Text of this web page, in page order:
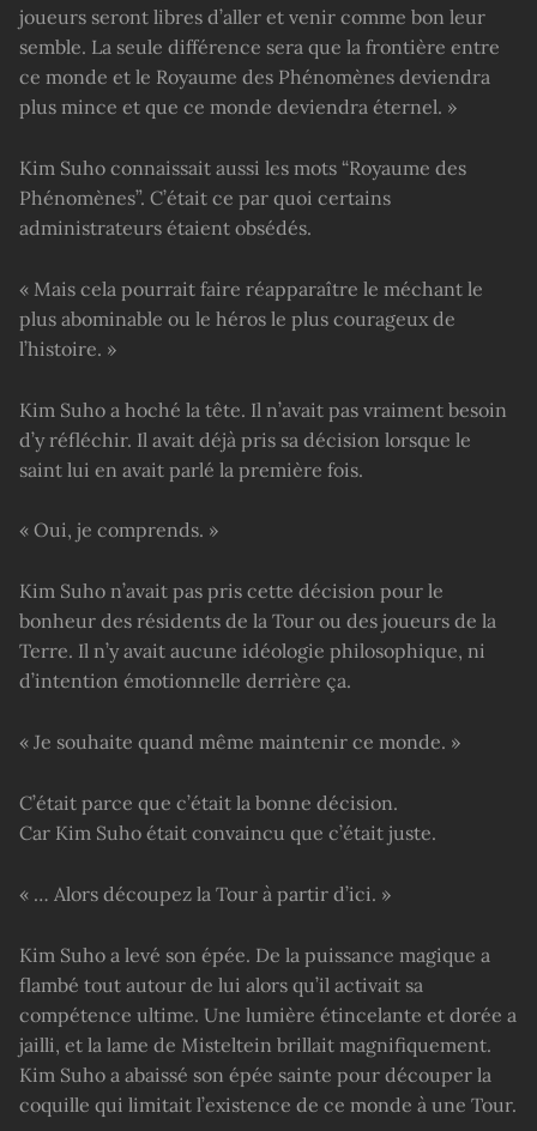
joueurs seront libres d’aller et venir comme bon leur
semble. La seule différence sera que la frontière entre
ce monde et le Royaume des Phénomènes deviendra
plus mince et que ce monde deviendra éternel. »
Kim Suho connaissait aussi les mots “Royaume des
Phénomènes”. C’était ce par quoi certains
administrateurs étaient obsédés.
« Mais cela pourrait faire réapparaître le méchant le
plus abominable ou le héros le plus courageux de
l’histoire. »
Kim Suho a hoché la tête. Il n’avait pas vraiment besoin
d’y réfléchir. Il avait déjà pris sa décision lorsque le
saint lui en avait parlé la première fois.
« Oui, je comprends. »
Kim Suho n’avait pas pris cette décision pour le
bonheur des résidents de la Tour ou des joueurs de la
Terre. Il n’y avait aucune idéologie philosophique, ni
d’intention émotionnelle derrière ça.
« Je souhaite quand même maintenir ce monde. »
C’était parce que c’était la bonne décision.
Car Kim Suho était convaincu que c’était juste.
« … Alors découpez la Tour à partir d’ici. »
Kim Suho a levé son épée. De la puissance magique a
flambé tout autour de lui alors qu’il activait sa
compétence ultime. Une lumière étincelante et dorée a
jailli, et la lame de Misteltein brillait magnifiquement.
Kim Suho a abaissé son épée sainte pour découper la
coquille qui limitait l’existence de ce monde à une Tour.